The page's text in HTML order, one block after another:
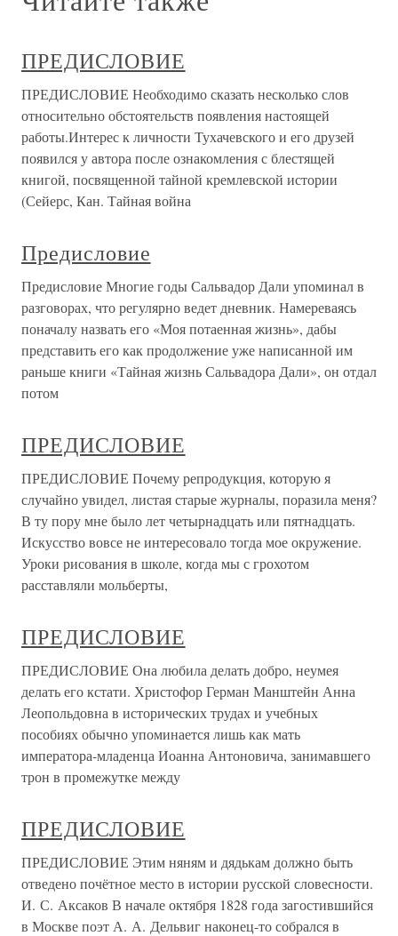
ПРЕДИСЛОВИЕ
ПРЕДИСЛОВИЕ Необходимо сказать несколько слов
относительно обстоятельств появления настоящей
работы.Интерес к личности Тухачевского и его друзей
появился у автора после ознакомления с блестящей
книгой, посвященной тайной кремлевской истории
(Сейерс, Кан. Тайная война
Предисловие
Предисловие Многие годы Сальвадор Дали упоминал в
разговорах, что регулярно ведет дневник. Намереваясь
поначалу назвать его «Моя потаенная жизнь», дабы
представить его как продолжение уже написанной им
раньше книги «Тайная жизнь Сальвадора Дали», он отдал
потом
ПРЕДИСЛОВИЕ
ПРЕДИСЛОВИЕ Почему репродукция, которую я
случайно увидел, листая старые журналы, поразила меня?
В ту пору мне было лет четырнадцать или пятнадцать.
Искусство вовсе не интересовало тогда мое окружение.
Уроки рисования в школе, когда мы с грохотом
расставляли мольберты,
ПРЕДИСЛОВИЕ
ПРЕДИСЛОВИЕ Она любила делать добро, неумея
делать его кстати. Христофор Герман Манштейн Анна
Леопольдовна в исторических трудах и учебных
пособиях обычно упоминается лишь как мать
императора-младенца Иоанна Антоновича, занимавшего
трон в промежутке между
ПРЕДИСЛОВИЕ
ПРЕДИСЛОВИЕ Этим няням и дядькам должно быть
отведено почётное место в истории русской словесности.
И. С. Аксаков В начале октября 1828 года загостившийся
в Москве поэт А. А. Дельвиг наконец-то собрался в